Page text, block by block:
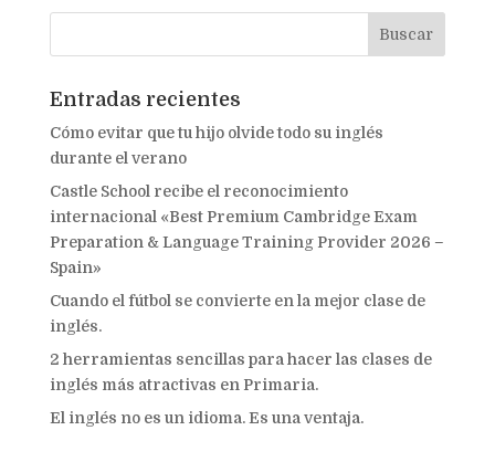
Entradas recientes
Cómo evitar que tu hijo olvide todo su inglés
durante el verano
Castle School recibe el reconocimiento
internacional «Best Premium Cambridge Exam
Preparation & Language Training Provider 2026 –
Spain»
Cuando el fútbol se convierte en la mejor clase de
inglés.
2 herramientas sencillas para hacer las clases de
inglés más atractivas en Primaria.
El inglés no es un idioma. Es una ventaja.